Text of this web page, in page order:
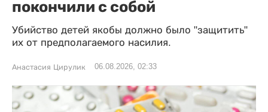
покончили с собой
Убийство детей якобы должно было "защитить"
их от предполагаемого насилия.
Анастасия Цирулик 06.08.2026, 02:33